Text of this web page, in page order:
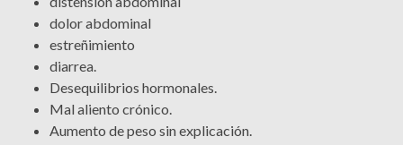
dolor abdominal
estreñimiento
diarrea.
Desequilibrios hormonales.
Mal aliento crónico.
Aumento de peso sin explicación.